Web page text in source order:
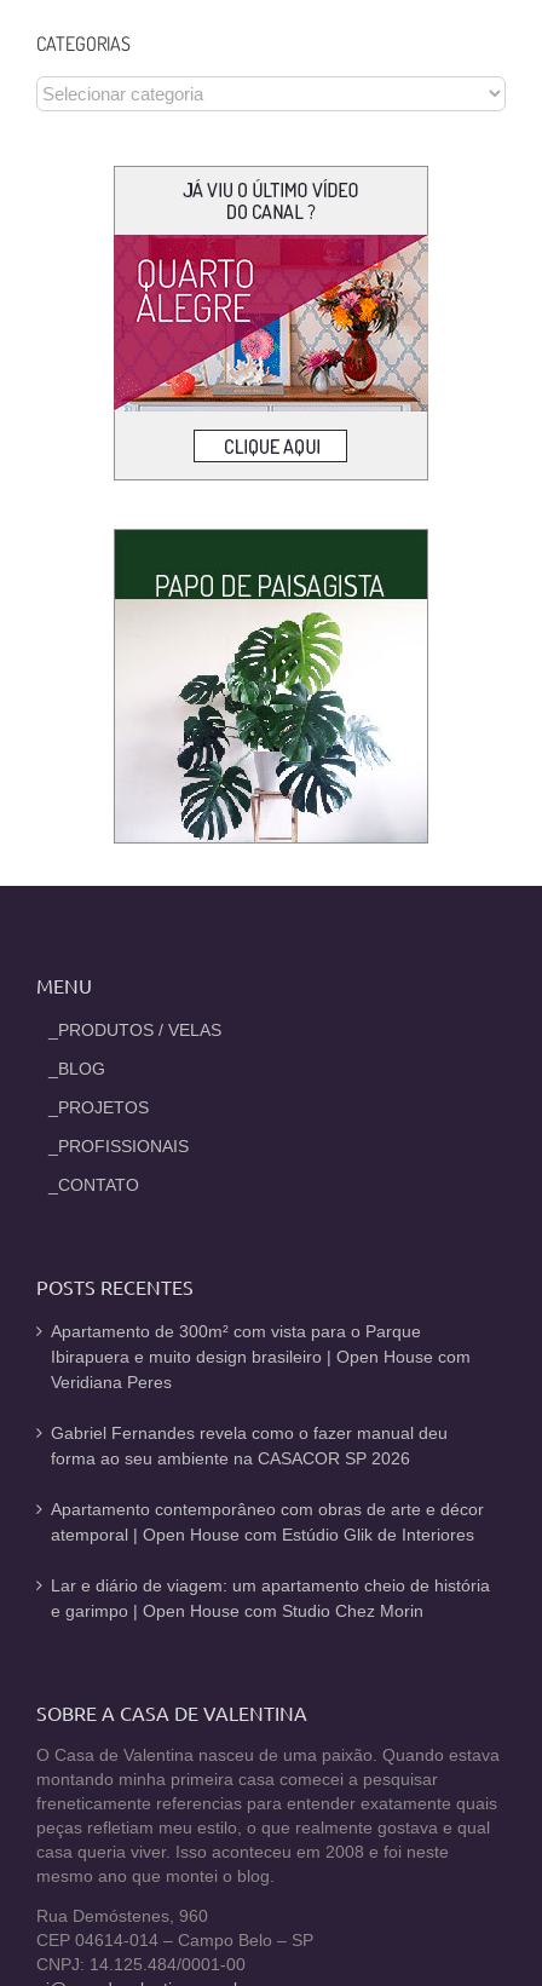
CATEGORIAS
CATEGORIAS
MENU
_PRODUTOS / VELAS
_BLOG
_PROJETOS
_PROFISSIONAIS
_CONTATO
POSTS RECENTES
Apartamento de 300m² com vista para o Parque
Ibirapuera e muito design brasileiro | Open House com
Veridiana Peres
Gabriel Fernandes revela como o fazer manual deu
forma ao seu ambiente na CASACOR SP 2026
Apartamento contemporâneo com obras de arte e décor
atemporal | Open House com Estúdio Glik de Interiores
Lar e diário de viagem: um apartamento cheio de história
e garimpo | Open House com Studio Chez Morin
SOBRE A CASA DE VALENTINA
O Casa de Valentina nasceu de uma paixão. Quando estava
montando minha primeira casa comecei a pesquisar
freneticamente referencias para entender exatamente quais
peças refletiam meu estilo, o que realmente gostava e qual
casa queria viver. Isso aconteceu em 2008 e foi neste
mesmo ano que montei o blog.
Rua Demóstenes, 960
CEP 04614-014 – Campo Belo – SP
CNPJ: 14.125.484/0001-00